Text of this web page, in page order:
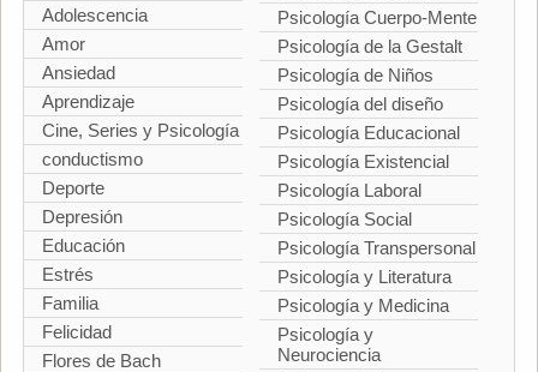
Adolescencia
Amor
Ansiedad
Aprendizaje
Cine, Series y Psicología
conductismo
Deporte
Depresión
Educación
Estrés
Familia
Felicidad
Flores de Bach
Psicología Cuerpo-Mente
Psicología de la Gestalt
Psicología de Niños
Psicología del diseño
Psicología Educacional
Psicología Existencial
Psicología Laboral
Psicología Social
Psicología Transpersonal
Psicología y Literatura
Psicología y Medicina
Psicología y
Neurociencia